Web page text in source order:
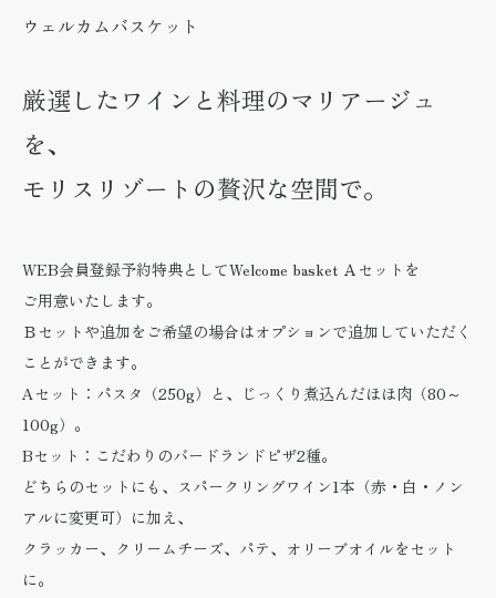
ウェルカムバスケット
厳選したワインと料理のマリアージュ
を、
モリスリゾートの贅沢な空間で。
WEB会員登録予約特典としてWelcome basket Ａセットを
ご用意いたします。
Ｂセットや追加をご希望の場合はオプションで追加していただく
ことができます。
Aセット：パスタ（250g）と、じっくり煮込んだほほ肉（80～
100g）。
Bセット：こだわりのバードランドピザ2種。
どちらのセットにも、スパークリングワイン1本（赤・白・ノン
アルに変更可）に加え、
クラッカー、クリームチーズ、パテ、オリーブオイルをセット
に。